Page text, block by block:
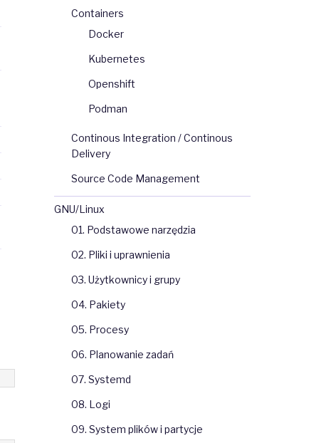
Containers
Docker
Kubernetes
Openshift
Podman
Continous Integration / Continous
Delivery
Source Code Management
GNU/Linux
01. Podstawowe narzędzia
02. Pliki i uprawnienia
03. Użytkownicy i grupy
04. Pakiety
05. Procesy
06. Planowanie zadań
07. Systemd
08. Logi
09. System plików i partycje